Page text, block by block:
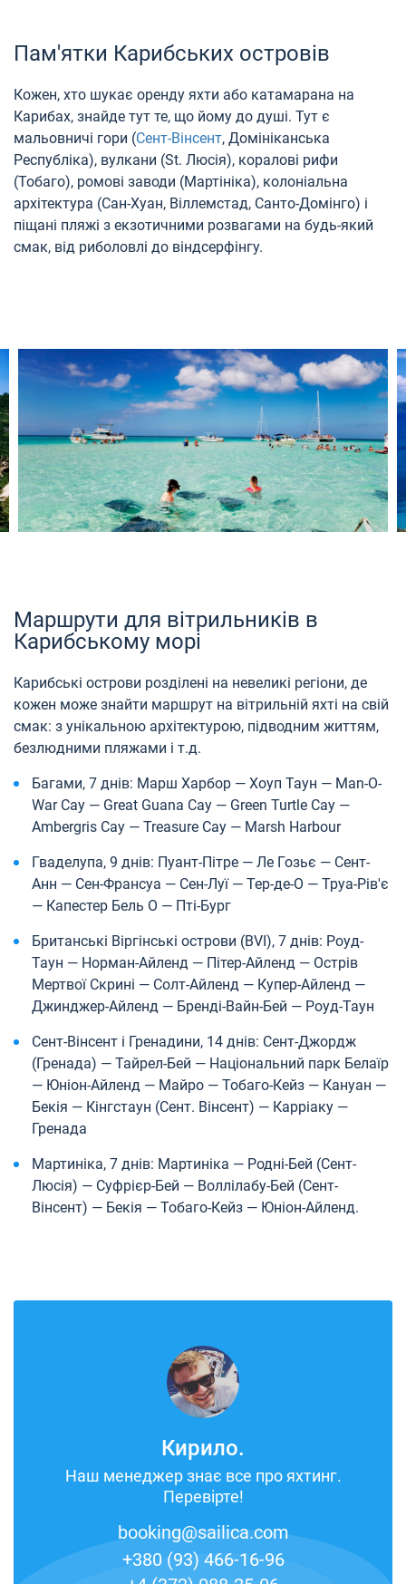
Пам'ятки Карибських островів
Кожен, хто шукає оренду яхти або катамарана на
Карибах, знайде тут те, що йому до душі. Тут є
мальовничі гори (Сент-Вінсент, Домініканська
Республіка), вулкани (St. Люсія), коралові рифи
(Тобаго), ромові заводи (Мартініка), колоніальна
архітектура (Сан-Хуан, Віллемстад, Санто-Домінго) і
піщані пляжі з екзотичними розвагами на будь-який
смак, від риболовлі до віндсерфінгу.
Маршрути для вітрильників в
Карибському морі
Карибські острови розділені на невеликі регіони, де
кожен може знайти маршрут на вітрильній яхті на свій
смак: з унікальною архітектурою, підводним життям,
безлюдними пляжами і т.д.
Багами, 7 днів: Марш Харбор — Хоуп Таун — Man-O-
War Cay — Great Guana Cay — Green Turtle Cay —
Ambergris Cay — Treasure Cay — Marsh Harbour
Гваделупа, 9 днів: Пуант-Пітре — Ле Гозьє — Сент-
Анн — Сен-Франсуа — Сен-Луї — Тер-де-О — Труа-Рів'є
— Капестер Бель О — Пті-Бург
Британські Віргінські острови (BVI), 7 днів: Роуд-
Таун — Норман-Айленд — Пітер-Айленд — Острів
Мертвої Скрині — Солт-Айленд — Купер-Айленд —
Джинджер-Айленд — Бренді-Вайн-Бей — Роуд-Таун
Сент-Вінсент і Гренадини, 14 днів: Сент-Джордж
(Гренада) — Тайрел-Бей — Національний парк Белаїр
— Юніон-Айленд — Майро — Тобаго-Кейз — Кануан —
Бекія — Кінгстаун (Сент. Вінсент) — Карріаку —
Гренада
Мартиніка, 7 днів: Мартиніка — Родні-Бей (Сент-
Люсія) — Суфрієр-Бей — Воллілабу-Бей (Сент-
Вінсент) — Бекія — Тобаго-Кейз — Юніон-Айленд.
Кирило.
Наш менеджер знає все про яхтинг.
Перевірте!
booking@sailica.com
+380 (93) 466-16-96